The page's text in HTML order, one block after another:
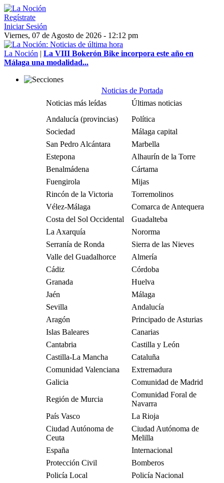
Regístrate
Iniciar Sesión
Viernes, 07 de Agosto de 2026 - 12:12 pm
La Noción | La VIII Bokerón Bike incorpora este año en
Málaga una modalidad...
Noticias de Portada
Noticias más leídas
Últimas noticias
Andalucía (provincias)
Política
Sociedad
Málaga capital
San Pedro Alcántara
Marbella
Estepona
Alhaurín de la Torre
Benalmádena
Cártama
Fuengirola
Mijas
Rincón de la Victoria
Torremolinos
Vélez-Málaga
Comarca de Antequera
Costa del Sol Occidental
Guadalteba
La Axarquía
Nororma
Serranía de Ronda
Sierra de las Nieves
Valle del Guadalhorce
Almería
Cádiz
Córdoba
Granada
Huelva
Jaén
Málaga
Sevilla
Andalucía
Aragón
Principado de Asturias
Islas Baleares
Canarias
Cantabria
Castilla y León
Castilla-La Mancha
Cataluña
Comunidad Valenciana
Extremadura
Galicia
Comunidad de Madrid
Región de Murcia
Comunidad Foral de
Navarra
País Vasco
La Rioja
Ciudad Autónoma de
Ceuta
Ciudad Autónoma de
Melilla
España
Internacional
Protección Civil
Bomberos
Policía Local
Policía Nacional